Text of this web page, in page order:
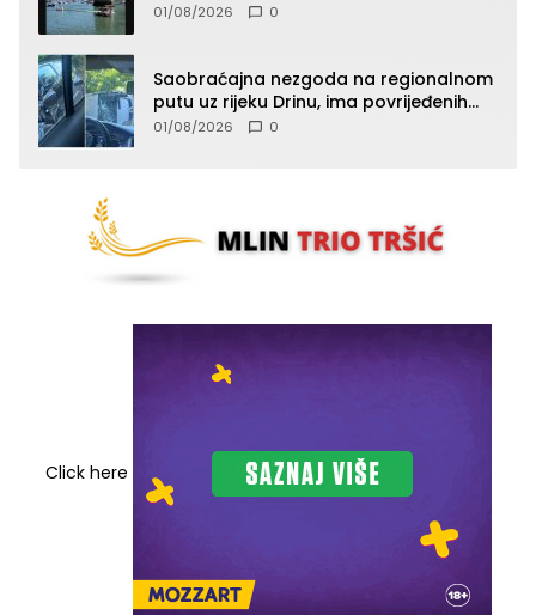
01/08/2026 0
Saobraćajna nezgoda na regionalnom
putu uz rijeku Drinu, ima povrijeđenih
lica (FOTO)
01/08/2026 0
Click here